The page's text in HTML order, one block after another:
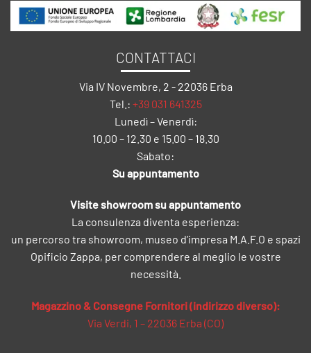
CONTATTACI
Via IV Novembre, 2 - 22036 Erba
Tel.: +39 031 641325
Lunedì – Venerdì:
10.00 – 12.30 e 15.00 – 18.30
Sabato:
Su appuntamento
Visite showroom su appuntamento
La consulenza diventa esperienza:
un percorso tra showroom, museo d’impresa M.A.F.O e spazi
Opificio Zappa, per comprendere al meglio le vostre
necessità.
Magazzino & Consegne Fornitori (indirizzo diverso):
Via Verdi, 1 – 22036 Erba (CO)